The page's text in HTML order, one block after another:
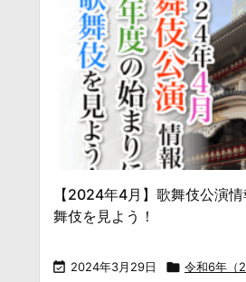
【2024年4月】歌舞伎公演
舞伎を見よう！
 2024年3月29日  令和6年（